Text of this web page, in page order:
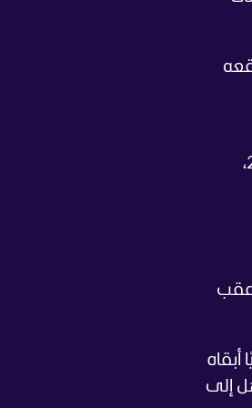
ليعزز موقعه
ويحلم روما بالعودة إلى دوري أبطال أوروبا لأول مرة منذ خروجه أمام بورتو في ثمن نهائي نسخة 2018،
عقب
فوزًا تاريخيًا أبقاه
الأقل إنهاء الموسم في المركز الـ6 المؤهل إلى